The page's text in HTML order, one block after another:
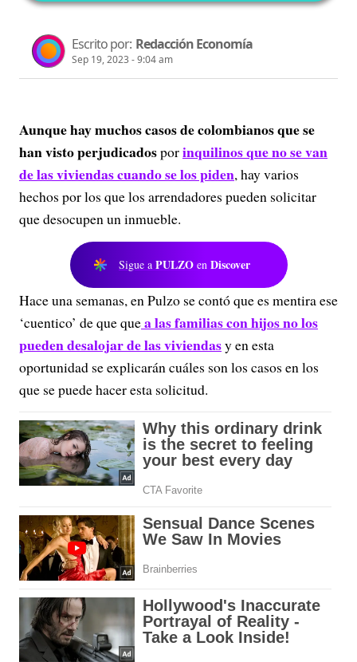
Escrito por: Redacción Economía
Sep 19, 2023 - 9:04 am
Aunque hay muchos casos de colombianos que se
han visto perjudicadosporinquilinos que no se van
de las viviendas cuando se los piden, hay varios
hechos por los que los arrendadores pueden solicitar
que desocupen un inmueble.
Sigue a PULZO en Discover
Hace una semanas, en Pulzo se contó que es mentira ese
‘cuentico’ de que quea las familias con hijos no los
pueden desalojar de las viviendasy en esta
oportunidad se explicarán cuáles son los casos en los
que se puede hacer esta solicitud.